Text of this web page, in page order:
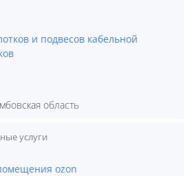
и подвесов кабельной
область
услуги
ozon